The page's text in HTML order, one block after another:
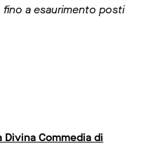
a esaurimento posti
Divina Commedia di